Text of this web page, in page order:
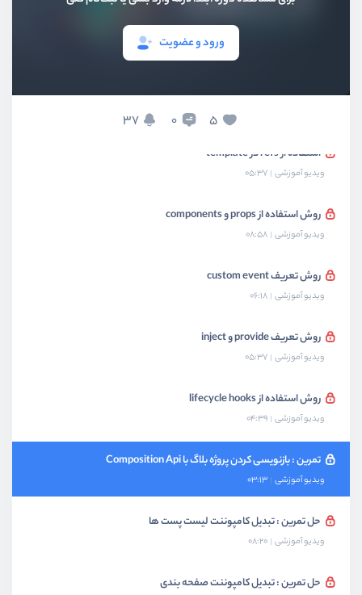
ورود و عضویت
5
0
37
روش تعریف watchers
استفاده از refs در template
ویدیو آموزشی 05:37
روش استفاده از props و components
ویدیو آموزشی 08:58
روش تعریف custom event
ویدیو آموزشی 06:18
روش تعریف provide و inject
ویدیو آموزشی 05:37
روش استفاده از lifecycle hooks
ویدیو آموزشی 04:39
تمرین : بازنویسی کردن پروژه بلاگ با Composition Api
ویدیو آموزشی 03:13
حل تمرین : تبدیل کامپوننت لیست پست ها
ویدیو آموزشی 08:20
حل تمرین : تبدیل کامپوننت صفحه بندی